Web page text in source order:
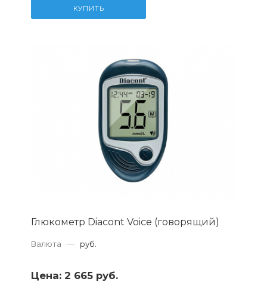
КУПИТЬ
Глюкометр Diacont Voice (говорящий)
Валюта — руб.
Цена: 2 665 руб.